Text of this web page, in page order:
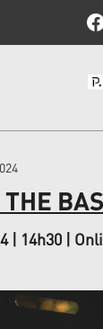
| 14h30 |